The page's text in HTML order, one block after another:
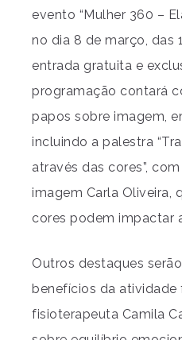
evento “Mulher 360 –
no dia 8 de março, das
entrada gratuita e
programação contará
papos sobre imagem,
incluindo a palestra
através das cores”,
imagem Carla Oliveira,
cores podem impactar
Outros destaques
benefícios da atividade
fisioterapeuta Camila